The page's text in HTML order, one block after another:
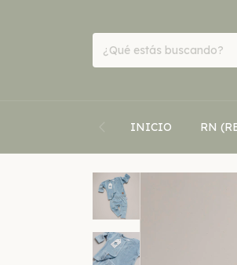
INICIO RN